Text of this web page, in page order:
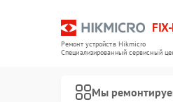
Ремонт устройств Hikmicro
Специализированный cервисный
Мы